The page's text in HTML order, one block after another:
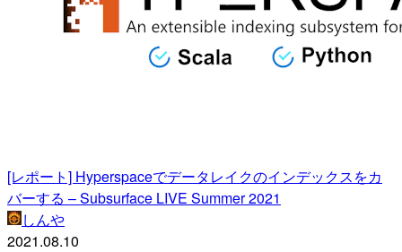
[レポート] Hyperspaceでデータレイクのインデックスをカ
バーする – Subsurface LIVE Summer 2021
しんや
2021.08.10